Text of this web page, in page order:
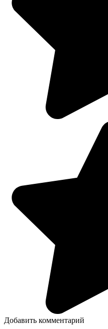
Добавить комментарий